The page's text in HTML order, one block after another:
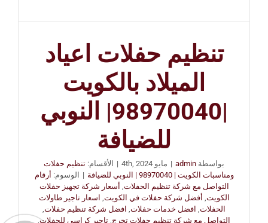
تنظيم حفلات اعياد
الميلاد بالكويت
|98970040| النوبي
للضيافة
بواسطة admin
| مايو 4th, 2024 | الأقسام: تنظيم حفلات
ومناسبات الكويت | 98970040 | النوبي للضيافة
| الوسوم: أرقام
التواصل مع شركة تنظيم الحفلات, أسعار شركة تجهيز حفلات
الكويت, أفضل شركة حفلات في الكويت, اسعار تاجير طاولات
الحفلات, افضل خدمات حفلات, افضل شركة تنظيم حفلات,
التواصل مع شركة تنظيم حفلات تخرج, تاجير كراسي للحفلات,